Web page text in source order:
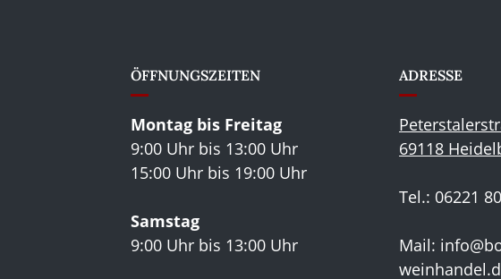
ÖFFNUNGSZEITEN
Montag bis Freitag
9:00 Uhr bis 13:00 Uhr
15:00 Uhr bis 19:00 Uhr
Samstag
9:00 Uhr bis 13:00 Uhr
ADRESSE
69118
Tel.: 06221
Mail: